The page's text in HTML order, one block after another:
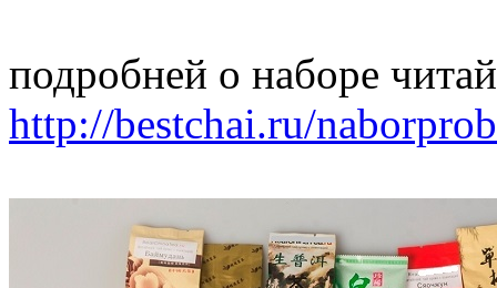
подробней о наборе
http://bestchai.ru/